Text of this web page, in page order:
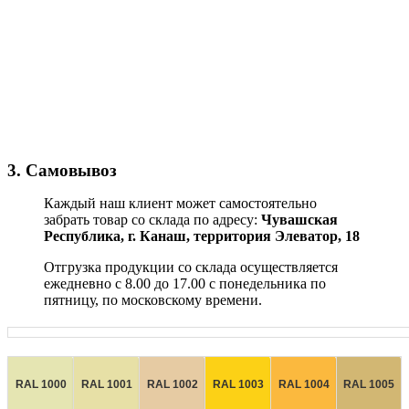
3. Самовывоз
Каждый наш клиент может самостоятельно
забрать товар со склада по адресу: Чувашская
Республика, г. Канаш, территория Элеватор, 18
Отгрузка продукции со склада осуществляется
ежедневно с 8.00 до 17.00 с понедельника по
пятницу, по московскому времени.
RAL 1000 RAL 1001 RAL 1002 RAL 1003 RAL 1004 RAL 1005